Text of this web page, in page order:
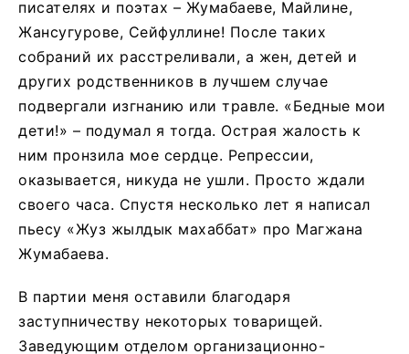
писателях и поэтах – Жумабаеве, Майлине,
Жансугурове, Сейфуллине! После таких
собраний их расстреливали, а жен, детей и
других родственников в лучшем случае
подвергали изгнанию или травле. «Бедные мои
дети!» – подумал я тогда. Острая жалость к
ним пронзила мое сердце. Репрессии,
оказывается, никуда не ушли. Просто ждали
своего часа. Спустя несколько лет я написал
пьесу «Жуз жылдык махаббат» про Магжана
Жумабаева.
В партии меня оставили благодаря
заступничеству некоторых товарищей.
Заведующим отделом организационно-